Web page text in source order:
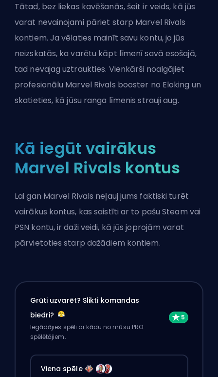
Tātad, bez liekas kavēšanās, šeit ir veids, kā jūs
varat nevainojami pāriet starp Marvel Rivals
kontiem. Ja vēlaties mainīt savu kontu, jo jūs
neizskatās, ka varētu kāpt līmenī savā esošajā,
tad nevajag uztraukties. Vienkārši noalgājiet
profesionālu Marvel Rivals booster no Eloking un
skatieties, kā jūsu ranga līmenis strauji aug.
Kā iegūt vairākus
Marvel Rivals kontus
Lai gan Marvel Rivals neļauj jums faktiski turēt
vairākus kontus, kas saistīti ar to pašu Steam vai
PSN kontu, ir daži veidi, kā jūs joprojām varat
pārvietoties starp dažādiem kontiem.
Grūti uzvarēt? Slikti komandas
biedri?
Iegādājies spēli ar kādu no mūsu PRO
spēlētājiem.
Viena spēle